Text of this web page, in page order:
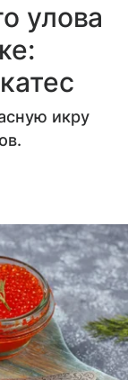
улова
икру